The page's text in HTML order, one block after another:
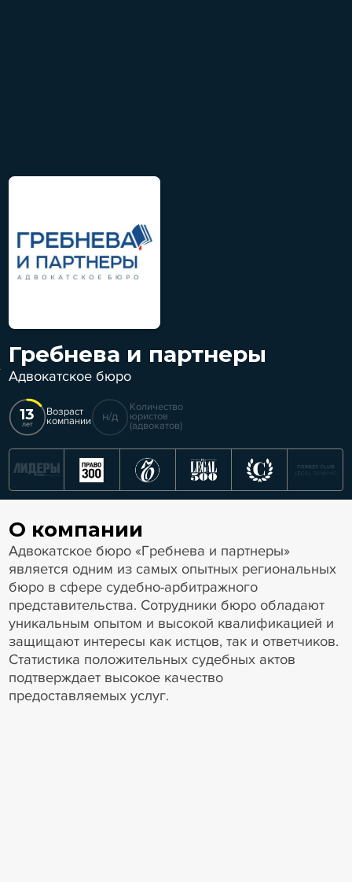
Гребнева и партнеры
Адвокатское бюро
13
лет
Возраст
компании н/д
Количество
юристов
(адвокатов)
О компании
Адвокатское бюро «Гребнева и партнеры»
является одним из самых опытных региональных
бюро в сфере судебно-арбитражного
представительства. Сотрудники бюро обладают
уникальным опытом и высокой квалификацией и
защищают интересы как истцов, так и ответчиков.
Статистика положительных судебных актов
подтверждает высокое качество
предоставляемых услуг.